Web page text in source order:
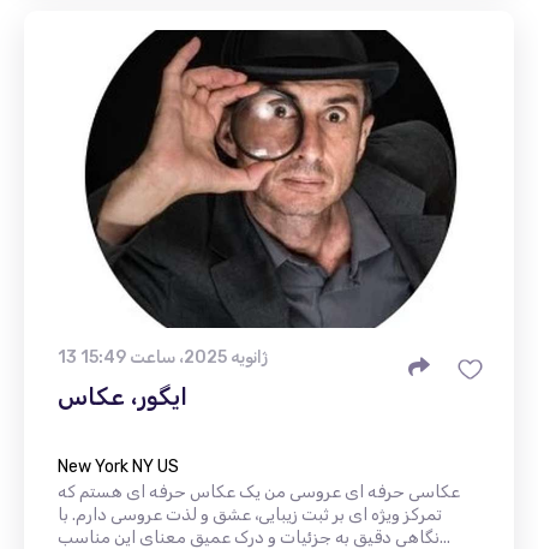
13 ژانویه 2025، ساعت 15:49
ایگور، عکاس
New York NY US
عکاسی حرفه ای عروسی من یک عکاس حرفه ای هستم که
تمرکز ویژه ای بر ثبت زیبایی، عشق و لذت عروسی دارم. با
نگاهی دقیق به جزئیات و درک عمیق معنای این مناسب...